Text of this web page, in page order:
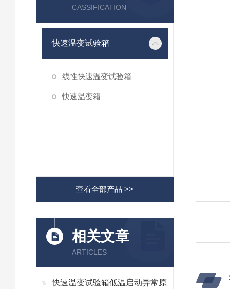
CASSIFICATION
快速温变试验箱
线性快速温变试验箱
快速温变箱
查看全部产品 >>
相关文章
ARTICLES
快速温变试验箱低温启动异常原